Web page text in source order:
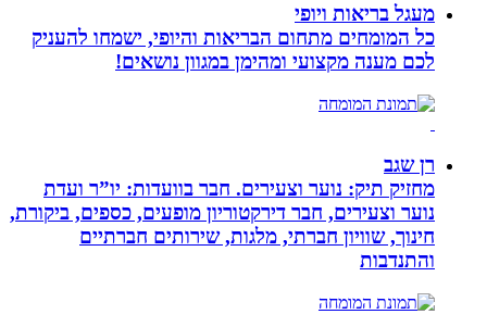
מעגל בריאות ויופי
כל המומחים מתחום הבריאות והיופי, ישמחו להעניק
לכם מענה מקצועי ומהימן במגוון נושאים!
רן שגב
מחזיק תיק: נוער וצעירים. חבר בוועדות: יו”ר ועדת
נוער וצעירים, חבר דירקטוריון מופעים, כספים, ביקורת,
חינוך, שוויון חברתי, מלגות, שירותים חברתיים
והתנדבות